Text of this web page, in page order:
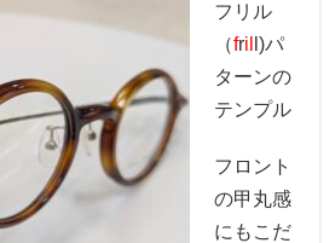
フリル
（fril l)パ
ターンの
テンプル
フロント
の甲丸感
にもこだ